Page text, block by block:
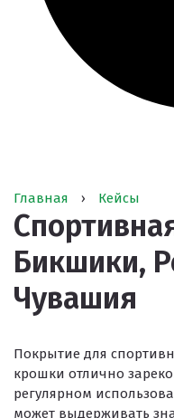
Главная › Кейсы
Бикшики,
Чувашия
Покрытие для
крошки отлично
регулярном
может выдерживать